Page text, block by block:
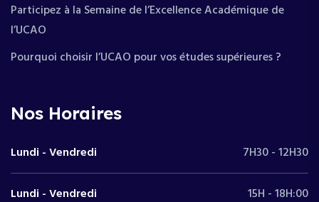
Participez à la Semaine de l’Excellence Académique de
l’UCAO
Pourquoi choisir l’UCAO pour vos études supérieures ?
Nos Horaires
Lundi - Vendredi 7H30 - 12H30
Lundi - Vendredi 15H - 18H:00